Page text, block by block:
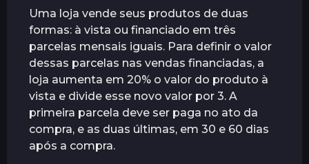
m
ê
s
a
t
r
á
s
n
u
s
r
á
s
Uma loja vende seus produtos de duas
formas: à vista ou financiado em três
parcelas mensais iguais. Para definir o valor
dessas parcelas nas vendas financiadas, a
loja aumenta em 20% o valor do produto à
vista e divide esse novo valor por 3. A
primeira parcela deve ser paga no ato da
compra, e as duas últimas, em 30 e 60 dias
após a compra.